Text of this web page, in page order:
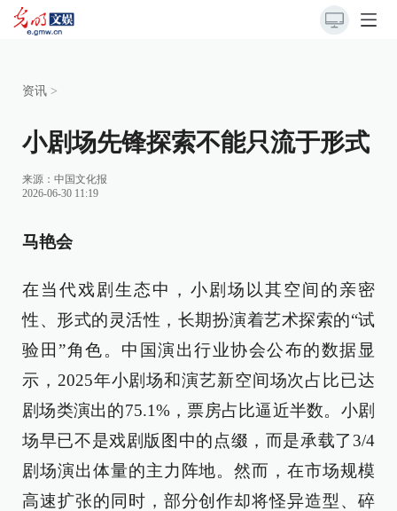
资讯 >
小剧场先锋探索不能只流于形式
来源： 中国文化报
2026-06-30 11:19
马艳会
在当代戏剧生态中，小剧场以其空间的亲密
性、形式的灵活性，长期扮演着艺术探索的“试
验田”角色。中国演出行业协会公布的数据显
示，2025年小剧场和演艺新空间场次占比已达
剧场类演出的75.1%，票房占比逼近半数。小剧
场早已不是戏剧版图中的点缀，而是承载了3/4
剧场演出体量的主力阵地。然而，在市场规模
高速扩张的同时，部分创作却将怪异造型、碎